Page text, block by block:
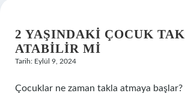
2 YAŞINDAKI ÇOCUK
ATABILIR MI
Tarih: Eylül 9, 2024
Çocuklar ne zaman takla atmaya başlar?